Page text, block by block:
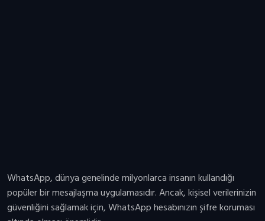
WhatsApp, dünya genelinde milyonlarca insanın kullandığı
popüler bir mesajlaşma uygulamasıdır. Ancak, kişisel verilerinizin
güvenliğini sağlamak için, WhatsApp hesabınızın şifre koruması